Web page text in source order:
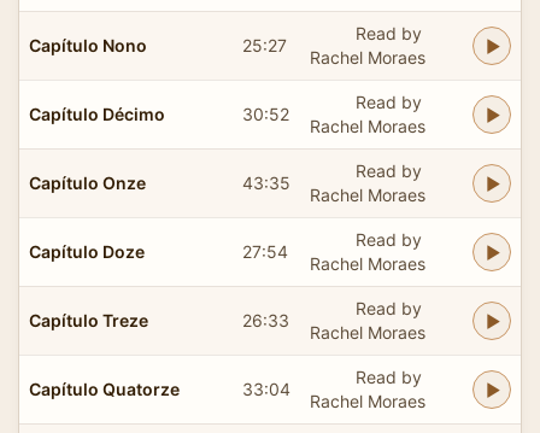
Capítulo Nono 25:27
Read by
Rachel Moraes
Capítulo Décimo 30:52
Read by
Rachel Moraes
Capítulo Onze 43:35
Read by
Rachel Moraes
Capítulo Doze 27:54
Read by
Rachel Moraes
Capítulo Treze 26:33
Read by
Rachel Moraes
Capítulo Quatorze 33:04
Read by
Rachel Moraes